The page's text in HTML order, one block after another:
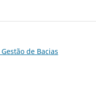
de Bacias